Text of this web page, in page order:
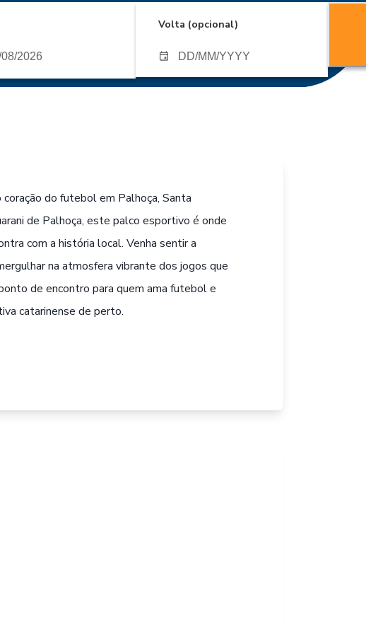
Volta (opcional)
do futebol em Palhoça, Santa
de Palhoça, este palco esportivo é onde
com a história local. Venha sentir a
na atmosfera vibrante dos jogos que
de encontro para quem ama futebol e
catarinense de perto.